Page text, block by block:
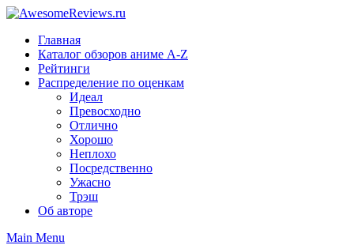
Skip
contentГлавная
Каталог обзоров аниме A-Z
Рейтинги
Распределение по оценкам
Идеал
Превосходно
Отлично
Хорошо
Неплохо
Посредственно
Ужасно
Трэш
Об авторе
Main Menu